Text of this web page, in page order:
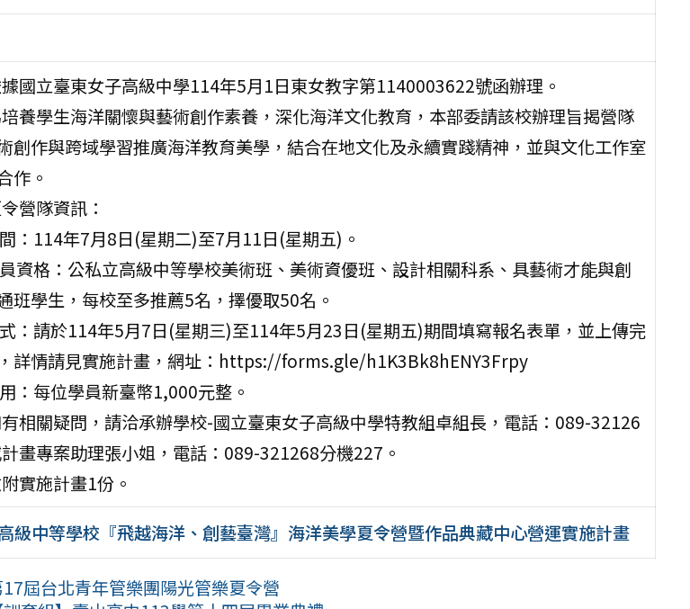
立臺東女子高級中學114年5月1日東女教字第1140003622號函辦理。
生海洋關懷與藝術創作素養，深化海洋文化教育，本部委請該校辦理旨揭營隊
創作與跨域學習推廣海洋教育美學，結合在地文化及永續實踐精神，並與文化工作室
作。
隊資訊：
：114年7月8日(星期二)至7月11日(星期五)。
資格：公私立高級中等學校美術班、美術資優班、設計相關科系、具藝術才能與創
班學生，每校至多推薦5名，擇優取50名。
：請於114年5月7日(星期三)至114年5月23日(星期五)期間填寫報名表單，並上傳完
詳情請見實施計畫，網址：https://forms.gle/h1K3Bk8hENY3Frpy
：每位學員新臺幣1,000元整。
關疑問，請洽承辦學校-國立臺東女子高級中學特教組卓組長，電話：089-32126
畫專案助理張小姐，電話：089-321268分機227。
施計畫1份。
級中等學校『飛越海洋、創藝臺灣』海洋美學夏令營暨作品典藏中心營運實施計畫
屆台北青年管樂團陽光管樂夏令營